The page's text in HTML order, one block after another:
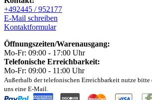
+492445 / 952177
E-Mail schreiben
Kontaktformular
Öffnungszeiten/Warenausgang:
Mo-Fr: 09:00 - 17:00 Uhr
Telefonische Erreichbarkeit:
Mo-Fr: 09:00 - 11:00 Uhr
Außerhalb der telefonischen Erreichbarkeit nutze bitte
uns eine E-Mail.